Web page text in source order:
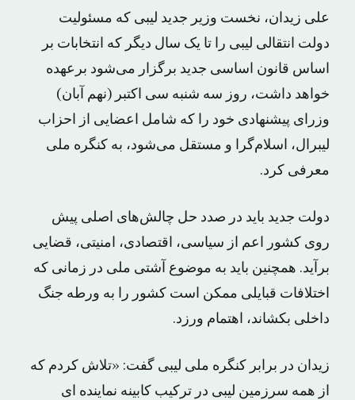
علی زیدان، نخست وزیر جدید لیبی که مسئولیت
دولت انتقالی لیبی را تا یک سال دیگر که انتخابات بر
اساس قانون اساسی جدید برگزار می‌شود برعهده
خواهد داشت، روز سه شنبه سی اکتبر (نهم آبان)
وزرای پیشنهادی خود را که شامل اعضایی از احزاب
لیبرال، اسلام‌گرا و مستقل می‌‌شود، به کنگره ملی
معرفی کرد.
دولت جدید باید در صدد حل چالش‌های اصلی پیش
روی کشور اعم از سیاسی، اقتصادی، امنیتی، قضایی
برآید. همچنین باید به موضوع آشتی ملی در زمانی که
اختلافات قبایلی ممکن است کشور را به ورطه جنگ
داخلی بکشاند، اهتمام ورزد.
زیدان در برابر کنگره ملی لیبی گفت: «تلاش کردم که
از همه سرزمین لیبی در ترکیب کابینه نماینده ای